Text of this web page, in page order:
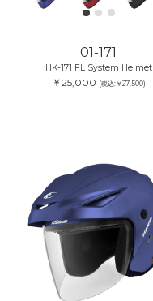
01-171
HK-171 FL System Helmet
￥25,000 (税込:￥27,500)